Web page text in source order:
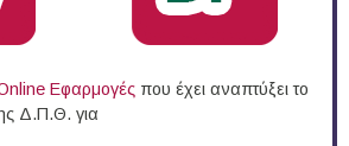
Eφαρμογές που έχει αναπτύξει το
Δ.Π.Θ. για